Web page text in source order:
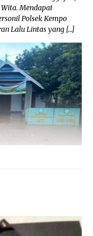
Mendapat
Polsek Kempo
Lalu Lintas yang […]